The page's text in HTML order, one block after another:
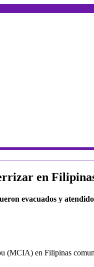
en
evacuados y
(MCIA) en Filipinas